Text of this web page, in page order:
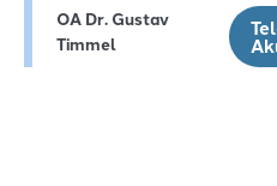
OA Dr. Gustav
Timmel